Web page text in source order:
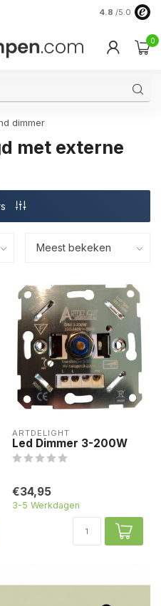
Verzending
4.8 /5.0
0
dimmer
met externe
ARTDELIGHT
Led Dimmer 3-200W
€34,95
3-5 Werkdagen